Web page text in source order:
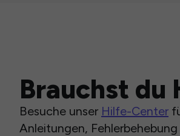
Brauchst du
Besuche unser Hilfe-Center
Anleitungen,